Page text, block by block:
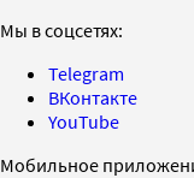
Мы в соцсетях:
Telegram
ВКонтакте
YouTube
Мобильное